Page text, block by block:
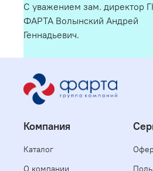
С уважением зам. директор
ФАРТА Волынский Андрей
Геннадьевич.
Компания
Каталог
О компании